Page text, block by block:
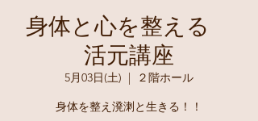
身体と心を整える
活元講座
5月03日(土)
  |
２階ホール
身体を整え溌溂と生きる！！